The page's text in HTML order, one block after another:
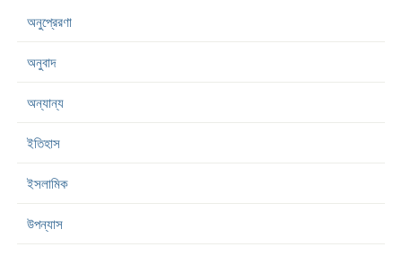
অনুপ্রেরণা
অনুবাদ
অন্যান্য
ইতিহাস
ইসলামিক
উপন্যাস